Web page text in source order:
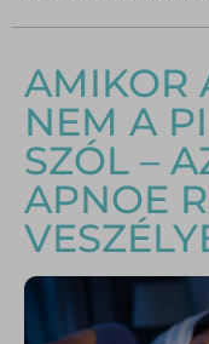
AMIKOR
NEM A
SZÓL –
APNOE